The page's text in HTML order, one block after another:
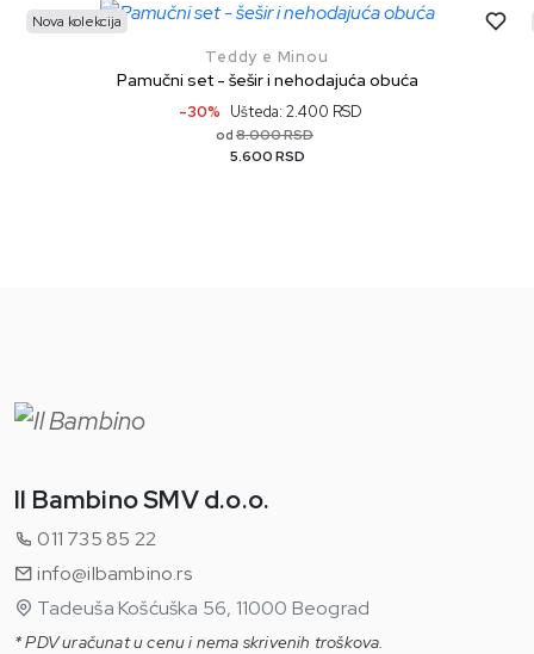
Nova kolekcija
Teddy e Minou
Pamučni set - šešir i nehodajuća obuća
-30% Ušteda: 2.400 RSD
od 8.000 RSD
5.600 RSD
Il Bambino SMV d.o.o.
011 735 85 22
info@ilbambino.rs
Tadeuša Košćuška 56, 11000 Beograd
* PDV uračunat u cenu i nema skrivenih troškova.